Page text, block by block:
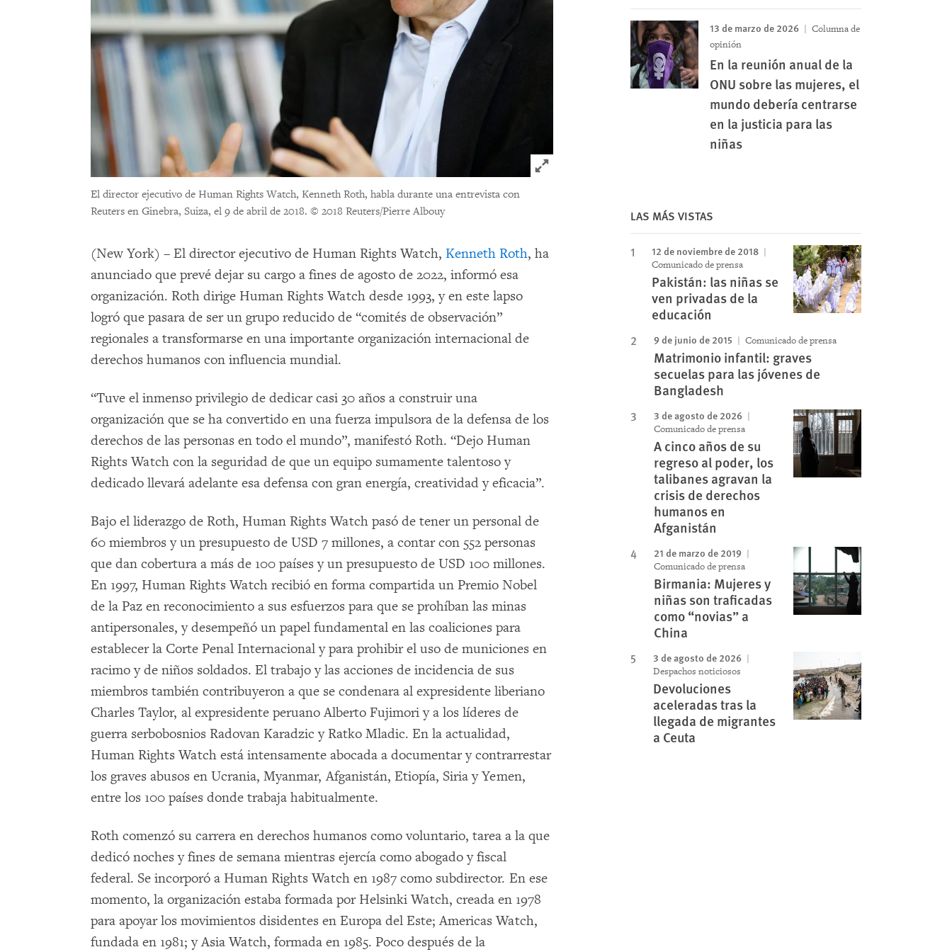
Click to expand Image
El director ejecutivo de Human Rights Watch, Kenneth Roth, habla durante una entrevista con
Reuters en Ginebra, Suiza, el 9 de abril de 2018. © 2018 Reuters/Pierre Albouy
(New York) – El director ejecutivo de Human Rights Watch, Kenneth Roth, ha
anunciado que prevé dejar su cargo a fines de agosto de 2022, informó esa
organización. Roth dirige Human Rights Watch desde 1993, y en este lapso
logró que pasara de ser un grupo reducido de “comités de observación”
regionales a transformarse en una importante organización internacional de
derechos humanos con influencia mundial.
“Tuve el inmenso privilegio de dedicar casi 30 años a construir una
organización que se ha convertido en una fuerza impulsora de la defensa de los
derechos de las personas en todo el mundo”, manifestó Roth. “Dejo Human
Rights Watch con la seguridad de que un equipo sumamente talentoso y
dedicado llevará adelante esa defensa con gran energía, creatividad y eficacia”.
Bajo el liderazgo de Roth, Human Rights Watch pasó de tener un personal de
60 miembros y un presupuesto de USD 7 millones, a contar con 552 personas
que dan cobertura a más de 100 países y un presupuesto de USD 100 millones.
En 1997, Human Rights Watch recibió en forma compartida un Premio Nobel
de la Paz en reconocimiento a sus esfuerzos para que se prohíban las minas
antipersonales, y desempeñó un papel fundamental en las coaliciones para
establecer la Corte Penal Internacional y para prohibir el uso de municiones en
racimo y de niños soldados. El trabajo y las acciones de incidencia de sus
miembros también contribuyeron a que se condenara al expresidente liberiano
Charles Taylor, al expresidente peruano Alberto Fujimori y a los líderes de
guerra serbobosnios Radovan Karadzic y Ratko Mladic. En la actualidad,
Human Rights Watch está intensamente abocada a documentar y contrarrestar
los graves abusos en Ucrania, Myanmar, Afganistán, Etiopía, Siria y Yemen,
entre los 100 países donde trabaja habitualmente.
Roth comenzó su carrera en derechos humanos como voluntario, tarea a la que
dedicó noches y fines de semana mientras ejercía como abogado y fiscal
federal. Se incorporó a Human Rights Watch en 1987 como subdirector. En ese
momento, la organización estaba formada por Helsinki Watch, creada en 1978
para apoyar los movimientos disidentes en Europa del Este; Americas Watch,
fundada en 1981; y Asia Watch, formada en 1985. Poco después de la
13 de marzo de 2026
Columna de
opinión
En la reunión anual de la
ONU sobre las mujeres, el
mundo debería centrarse
en la justicia para las
niñas
LAS MÁS VISTAS
12 de noviembre de 2018
Comunicado de prensa
Pakistán: las niñas se
ven privadas de la
educación
9 de junio de 2015 Comunicado de prensa
Matrimonio infantil: graves
secuelas para las jóvenes de
Bangladesh
3 de agosto de 2026
Comunicado de prensa
A cinco años de su
regreso al poder, los
talibanes agravan la
crisis de derechos
humanos en
Afganistán
21 de marzo de 2019
Comunicado de prensa
Birmania: Mujeres y
niñas son traficadas
como “novias” a
China
3 de agosto de 2026
Despachos noticiosos
Devoluciones
aceleradas tras la
llegada de migrantes
a Ceuta